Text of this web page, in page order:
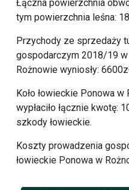
Łączna powierzchnia
tym powierzchnia leśna:
Przychody ze sprzedaży
gospodarczym 2018/19 w
Rożnowie wyniosły:
Koło łowieckie Ponowa
wypłaciło łącznie kwotę:
szkody łowieckie.
Koszty prowadzenia
łowieckie Ponowa w